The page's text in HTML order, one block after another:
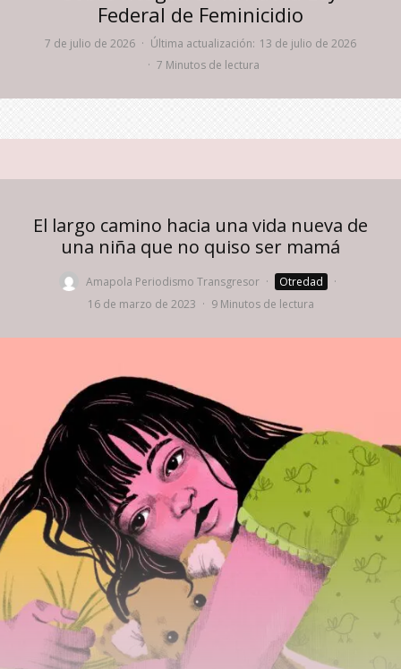
Federal de Feminicidio
7 de julio de 2026 · Última actualización: 13 de julio de 2026
· 7 Minutos de lectura
El largo camino hacia una vida nueva de
una niña que no quiso ser mamá
Amapola Periodismo Transgresor · Otredad
·
16 de marzo de 2023 · 9 Minutos de lectura